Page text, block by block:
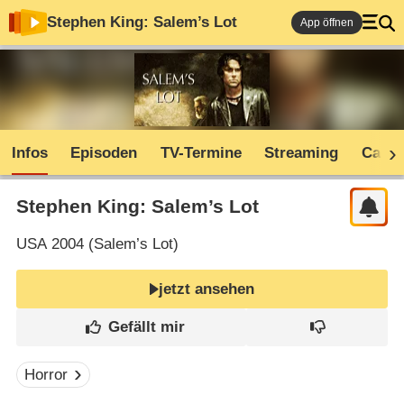
Stephen King: Salem’s Lot App öffnen
Infos Episoden TV-Termine Streaming Cast
Stephen King: Salem’s Lot
USA2004 (Salem’s Lot)
jetzt ansehen
Horror